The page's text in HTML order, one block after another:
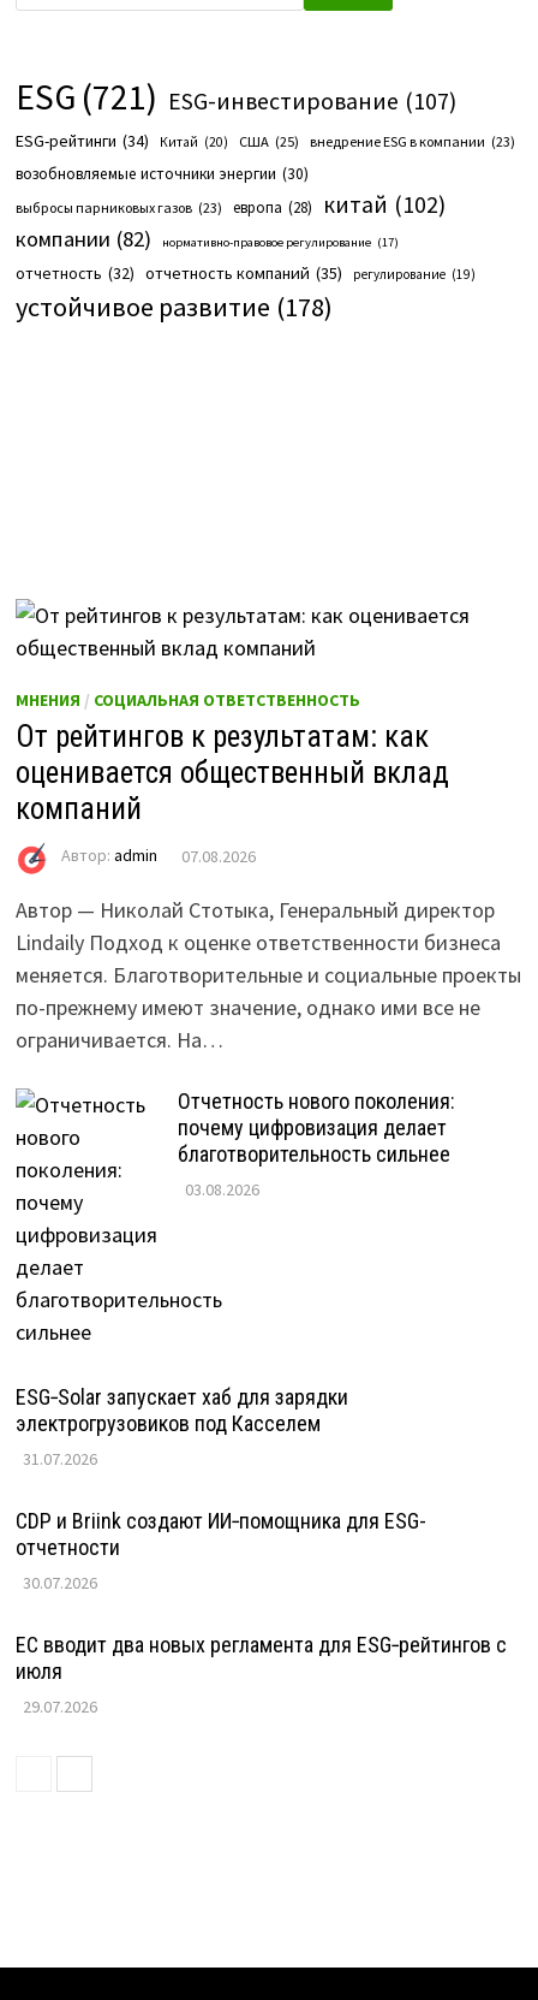
ESG (721) ESG-инвестирование (107)
ESG-рейтинги (34) Китай (20) США (25) внедрение ESG в компании (23)
возобновляемые источники энергии (30)
выбросы парниковых газов (23) европа (28) китай (102)
компании (82) нормативно-правовое регулирование (17)
отчетность (32) отчетность компаний (35) регулирование (19)
устойчивое развитие (178)
МНЕНИЯ / СОЦИАЛЬНАЯ ОТВЕТСТВЕННОСТЬ
От рейтингов к результатам: как
оценивается общественный вклад
компаний
Автор: admin 07.08.2026
Автор — Николай Стотыка, Генеральный директор
Lindaily Подход к оценке ответственности бизнеса
меняется. Благотворительные и социальные проекты
по-прежнему имеют значение, однако ими все не
ограничивается. На…
Отчетность нового поколения:
почему цифровизация делает
благотворительность сильнее
03.08.2026
ESG‑Solar запускает хаб для зарядки
электрогрузовиков под Касселем
31.07.2026
CDP и Briink создают ИИ‑помощника для ESG-
отчетности
30.07.2026
ЕС вводит два новых регламента для ESG‑рейтингов с
июля
29.07.2026